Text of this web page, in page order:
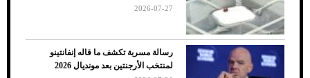
2026-07-27
رسالة مسربة تكشف ما قاله إنفانتينو
لمنتخب الأرجنتين بعد مونديال 2026